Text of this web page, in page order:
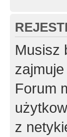
Musisz
Forum
z